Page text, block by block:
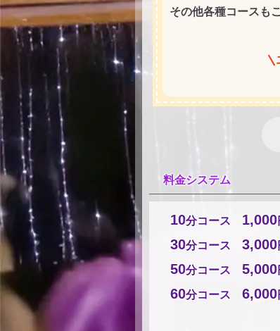
その他各種コースも
料金システム
10分コース 1,000
30分コース 3,000
50分コース 5,000
60分コース 6,000